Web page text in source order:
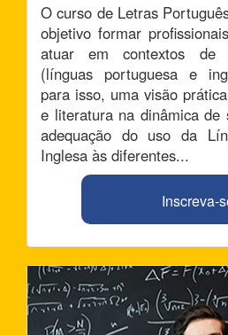
O curso de Letras
objetivo formar
atuar em contextos de
(línguas portuguesa e
para isso, uma visão
e literatura na dinâmica
adequação do uso da
Inglesa às diferentes...
Inscreva-